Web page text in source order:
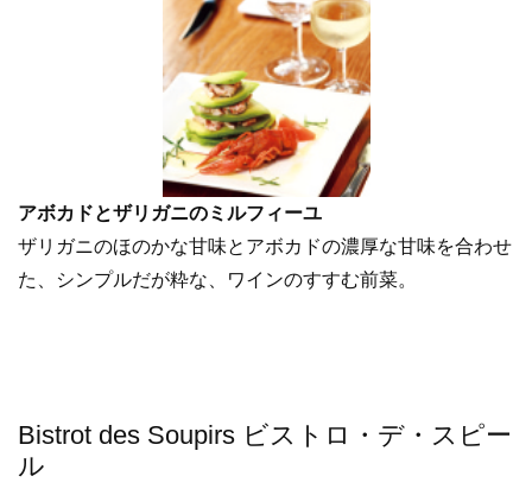
アボカドとザリガニのミルフィーユ
ザリガニのほのかな甘味とアボカドの濃厚な甘味を合わせ
た、シンプルだが粋な、ワインのすすむ前菜。
Bistrot des Soupirs ビストロ・デ・スピー
ル